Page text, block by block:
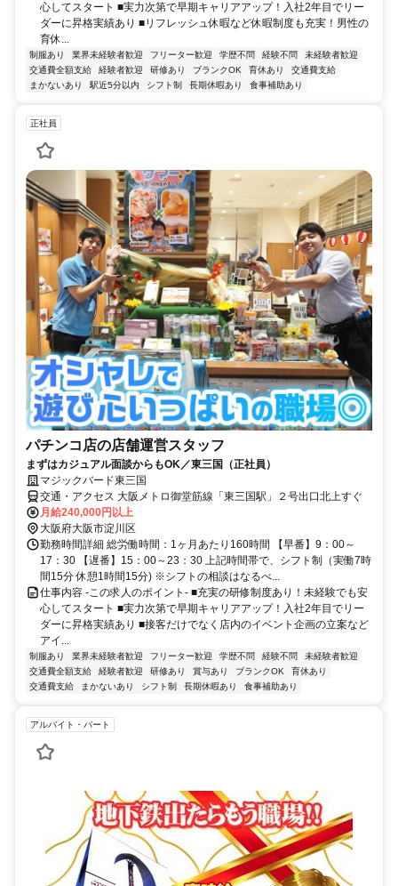
心してスタート ■実力次第で早期キャリアアップ！入社2年目でリー
ダーに昇格実績あり ■リフレッシュ休暇など休暇制度も充実！男性の
育休...
制服あり 業界未経験者歓迎 フリーター歓迎 学歴不問 経験不問
未経験者歓迎
交通費全額支給
経験者歓迎 研修あり ブランクOK 育休あり
交通費支給
まかないあり
駅近5分以内 シフト制 長期休暇あり 食事補助あり
正社員
パチンコ店の店舗運営スタッフ
まずはカジュアル面談からもOK／東三国（正社員）
マジックバード東三国
交通・アクセス 大阪メトロ御堂筋線「東三国駅」２号出口北上すぐ
月給240,000円以上
大阪府大阪市淀川区
勤務時間詳細 総労働時間：1ヶ月あたり160時間 【早番】9：00～
17：30 【遅番】15：00～23：30 上記時間帯で、シフト制（実働7時
間15分 休憩1時間15分) ※シフトの相談はなるべ...
仕事内容 -この求人のポイント- ■充実の研修制度あり！未経験でも安
心してスタート ■実力次第で早期キャリアアップ！入社2年目でリー
ダーに昇格実績あり ■接客だけでなく店内のイベント企画の立案など
アイ...
制服あり 業界未経験者歓迎 フリーター歓迎 学歴不問 経験不問
未経験者歓迎
交通費全額支給
経験者歓迎 研修あり 賞与あり ブランクOK
育休あり
交通費支給
まかないあり シフト制 長期休暇あり 食事補助あり
アルバイト・パート